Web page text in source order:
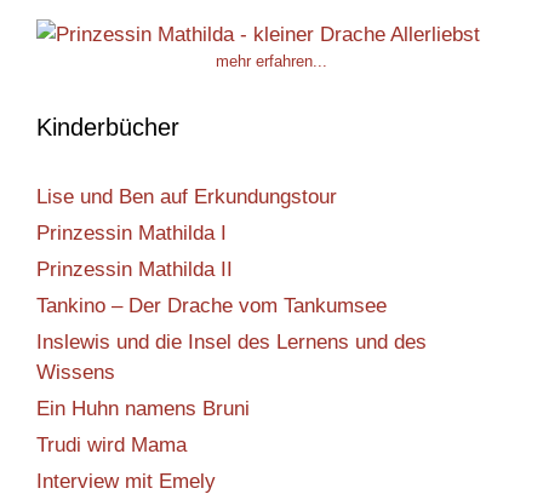
mehr erfahren...
Kinderbücher
Lise und Ben auf Erkundungstour
Prinzessin Mathilda I
Prinzessin Mathilda II
Tankino – Der Drache vom Tankumsee
Inslewis und die Insel des Lernens und des
Wissens
Ein Huhn namens Bruni
Trudi wird Mama
Interview mit Emely